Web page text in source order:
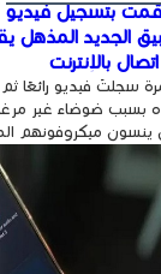
بتسجيل فيديو
الجديد المذهل
بالإنترنت
سجلتَ فيديو رائعًا
بسبب ضوضاء غير
ينسون ميكروفونهم